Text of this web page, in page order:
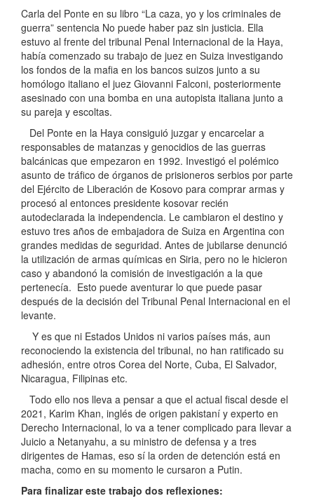
Carla del Ponte en su libro “La caza, yo y los criminales de
guerra” sentencia No puede haber paz sin justicia. Ella
estuvo al frente del tribunal Penal Internacional de la Haya,
había comenzado su trabajo de juez en Suiza investigando
los fondos de la mafia en los bancos suizos junto a su
homólogo italiano el juez Giovanni Falconi, posteriormente
asesinado con una bomba en una autopista italiana junto a
su pareja y escoltas.
Del Ponte en la Haya consiguió juzgar y encarcelar a
responsables de matanzas y genocidios de las guerras
balcánicas que empezaron en 1992. Investigó el polémico
asunto de tráfico de órganos de prisioneros serbios por parte
del Ejército de Liberación de Kosovo para comprar armas y
procesó al entonces presidente kosovar recién
autodeclarada la independencia. Le cambiaron el destino y
estuvo tres años de embajadora de Suiza en Argentina con
grandes medidas de seguridad. Antes de jubilarse denunció
la utilización de armas químicas en Siria, pero no le hicieron
caso y abandonó la comisión de investigación a la que
pertenecía. Esto puede aventurar lo que puede pasar
después de la decisión del Tribunal Penal Internacional en el
levante.
Y es que ni Estados Unidos ni varios países más, aun
reconociendo la existencia del tribunal, no han ratificado su
adhesión, entre otros Corea del Norte, Cuba, El Salvador,
Nicaragua, Filipinas etc.
Todo ello nos lleva a pensar a que el actual fiscal desde el
2021, Karim Khan, inglés de origen pakistaní y experto en
Derecho Internacional, lo va a tener complicado para llevar a
Juicio a Netanyahu, a su ministro de defensa y a tres
dirigentes de Hamas, eso sí la orden de detención está en
macha, como en su momento le cursaron a Putin.
Para finalizar este trabajo dos reflexiones: